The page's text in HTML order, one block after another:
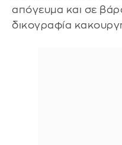
απόγευμα και σε
δικογραφία